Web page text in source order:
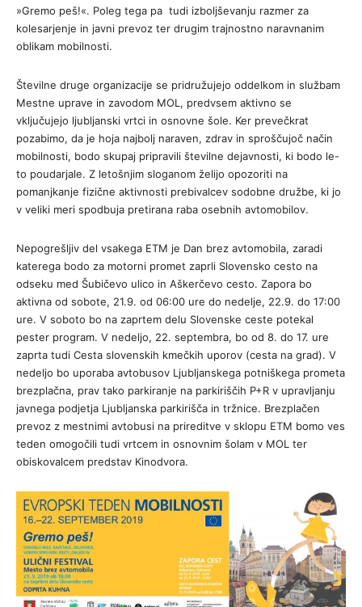
»Gremo peš!«. Poleg tega pa tudi izboljševanju razmer za
kolesarjenje in javni prevoz ter drugim trajnostno naravnanim
oblikam mobilnosti.
Številne druge organizacije se pridružujejo oddelkom in službam
Mestne uprave in zavodom MOL, predvsem aktivno se
vključujejo ljubljanski vrtci in osnovne šole. Ker prevečkrat
pozabimo, da je hoja najbolj naraven, zdrav in sproščujoč način
mobilnosti, bodo skupaj pripravili številne dejavnosti, ki bodo le-
to poudarjale. Z letošnjim sloganom želijo opozoriti na
pomanjkanje fizične aktivnosti prebivalcev sodobne družbe, ki jo
v veliki meri spodbuja pretirana raba osebnih avtomobilov.
Nepogrešljiv del vsakega ETM je Dan brez avtomobila, zaradi
katerega bodo za motorni promet zaprli Slovensko cesto na
odseku med Šubičevo ulico in Aškerčevo cesto. Zapora bo
aktivna od sobote, 21.9. od 06:00 ure do nedelje, 22.9. do 17:00
ure. V soboto bo na zaprtem delu Slovenske ceste potekal
pester program. V nedeljo, 22. septembra, bo od 8. do 17. ure
zaprta tudi Cesta slovenskih kmečkih uporov (cesta na grad). V
nedeljo bo uporaba avtobusov Ljubljanskega potniškega prometa
brezplačna, prav tako parkiranje na parkiriščih P+R v upravljanju
javnega podjetja Ljubljanska parkirišča in tržnice. Brezplačen
prevoz z mestnimi avtobusi na prireditve v sklopu ETM bomo ves
teden omogočili tudi vrtcem in osnovnim šolam v MOL ter
obiskovalcem predstav Kinodvora.